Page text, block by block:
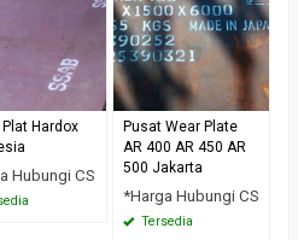
Hardox
Hubungi CS
Pusat Wear Plate
AR 400 AR 450 AR
500 Jakarta
*Harga Hubungi CS
Tersedia